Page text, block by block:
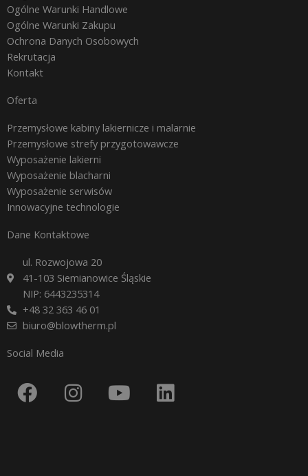
Ogólne Warunki Handlowe
Ogólne Warunki Zakupu
Ochrona Danych Osobowych
Rekrutacja
Kontakt
Oferta
Przemysłowe kabiny lakiernicze i malarnie
Przemysłowe strefy przygotowawcze
Wyposażenie lakierni
Wyposażenie blacharni
Wyposażenie serwisów
Innowacyjne technologie
Dane Kontaktowe
ul. Rozwojowa 20
41-103 Siemianowice Śląskie
NIP: 6443235314
+48 32 363 46 01
biuro@blowtherm.pl
Social Media
F
a
I
n
Y
o
L
i